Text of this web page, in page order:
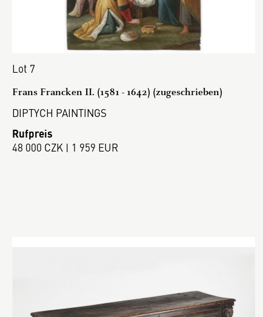
Lot 7
Frans Francken II. (1581 - 1642) (zugeschrieben)
DIPTYCH PAINTINGS
Rufpreis
48 000 CZK | 1 959 EUR